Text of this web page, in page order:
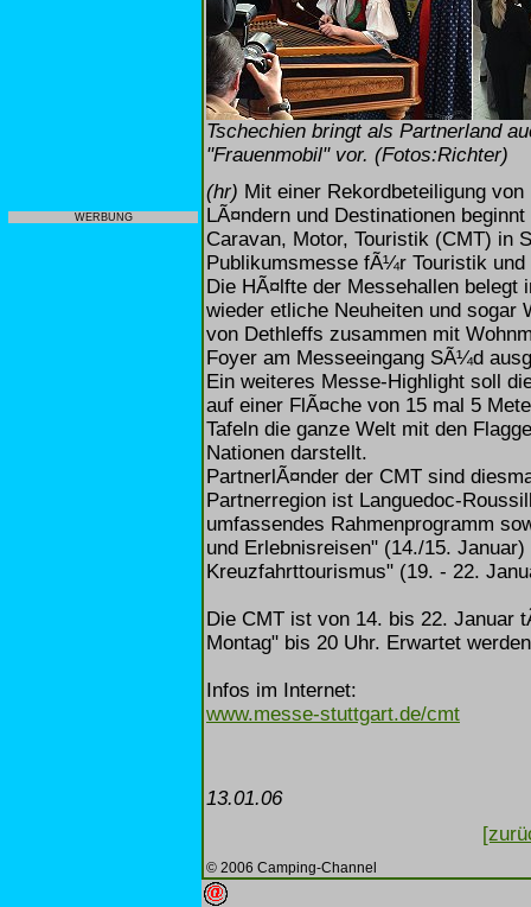
WERBUNG
Tschechien bringt als Partnerland
"Frauenmobil" vor. (Fotos:Richter)
(hr) Mit einer Rekordbeteiligung
LÃ¤ndern und Destinationen
Caravan, Motor, Touristik (CMT) in
Publikumsmesse fÃ¼r Touristik
Die HÃ¤lfte der Messehallen belegt
wieder etliche Neuheiten und sogar
von Dethleffs zusammen mit
Foyer am Messeeingang SÃ¼d
Ein weiteres Messe-Highlight soll
auf einer FlÃ¤che von 15 mal 5
Tafeln die ganze Welt mit den
Nationen darstellt.
PartnerlÃ¤nder der CMT sind
Partnerregion ist Languedoc-
umfassendes Rahmenprogramm
und Erlebnisreisen" (14./15.
Kreuzfahrttourismus" (19. - 22.
Die CMT ist von 14. bis 22. Januar
Montag" bis 20 Uhr. Erwartet
Infos im Internet:
www.messe-stuttgart.de/cmt
13.01.06
© 2006 Camping-Channel